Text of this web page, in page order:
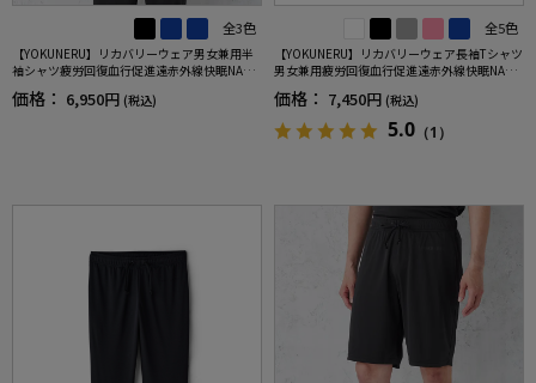
全3色
【YOKUNERU】リカバリーウェア男女兼用半
袖シャツ疲労回復血行促進遠赤外線快眠NANO
MIX(R)【一般医療機器】SS～LLサイズ
価格： 6,950円 (税込)
全5色
【YOKUNERU】リカバリーウェア長袖Tシャツ
男女兼用疲労回復血行促進遠赤外線快眠NANO
MIX(R)【一般医療機器】SS～LLサイズ
価格： 7,450円 (税込)
5.0 （1）